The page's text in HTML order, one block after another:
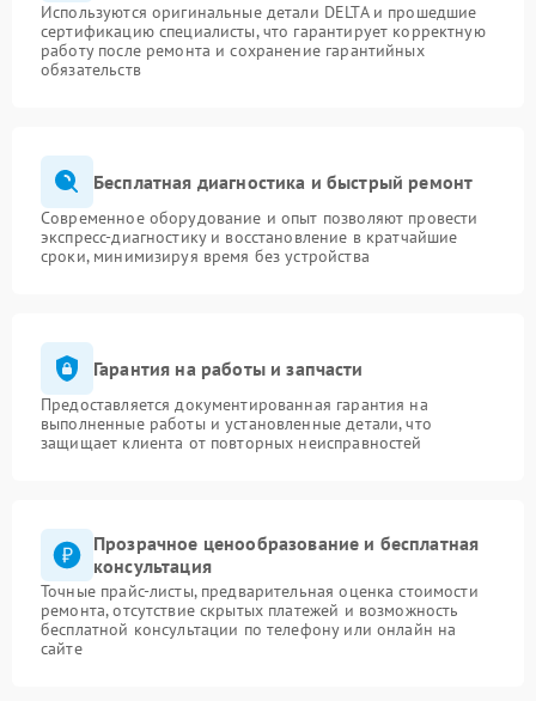
Используются оригинальные детали DELTA и прошедшие
сертификацию специалисты, что гарантирует корректную
работу после ремонта и сохранение гарантийных
обязательств
Бесплатная диагностика и быстрый ремонт
Современное оборудование и опыт позволяют провести
экспресс-диагностику и восстановление в кратчайшие
сроки, минимизируя время без устройства
Гарантия на работы и запчасти
Предоставляется документированная гарантия на
выполненные работы и установленные детали, что
защищает клиента от повторных неисправностей
Прозрачное ценообразование и бесплатная
консультация
Точные прайс-листы, предварительная оценка стоимости
ремонта, отсутствие скрытых платежей и возможность
бесплатной консультации по телефону или онлайн на
сайте